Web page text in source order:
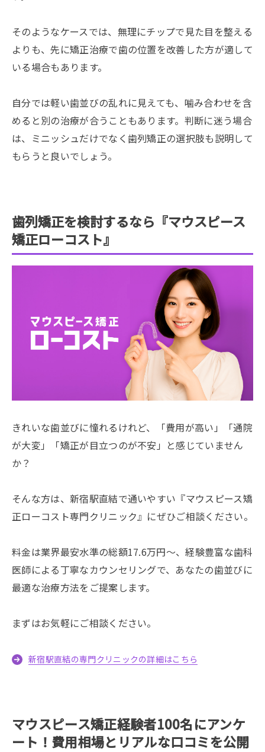
そのようなケースでは、無理にチップで見た目を整える
よりも、先に矯正治療で歯の位置を改善した方が適して
いる場合もあります。
自分では軽い歯並びの乱れに見えても、噛み合わせを含
めると別の治療が合うこともあります。判断に迷う場合
は、ミニッシュだけでなく歯列矯正の選択肢も説明して
もらうと良いでしょう。
歯列矯正を検討するなら『マウスピース
矯正ローコスト』
きれいな歯並びに憧れるけれど、「費用が高い」「通院
が大変」「矯正が目立つのが不安」と感じていません
か？
そんな方は、新宿駅直結で通いやすい『マウスピース矯
正ローコスト専門クリニック』にぜひご相談ください。
料金は業界最安水準の総額17.6万円〜、経験豊富な歯科
医師による丁寧なカウンセリングで、あなたの歯並びに
最適な治療方法をご提案します。
まずはお気軽にご相談ください。
新宿駅直結の専門クリニックの詳細はこちら
マウスピース矯正経験者100名にアンケ
ート！費用相場とリアルな口コミを公開